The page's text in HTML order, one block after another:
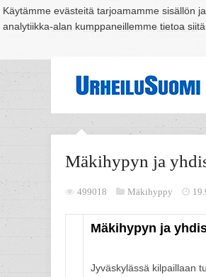
Käytämme evästeitä tarjoamamme sisällön
analytiikka-alan kumppaneillemme tietoa
Suomi Espoo Helsinki Hämeenlinna
Mäkihypyn ja
499018 Mäkihyppy
Mäkihypyn ja
Jyväskylässä kilpaillaan